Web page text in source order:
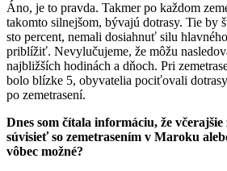
Áno, je to pravda. Takmer po každom
takomto silnejšom, bývajú dotrasy. Tie by
sto percent, nemali dosiahnuť silu
priblížiť. Nevylučujeme, že môžu
najbližších hodinách a dňoch. Pri
bolo blízke 5, obyvatelia pociťovali
po zemetrasení.
Dnes som čítala informáciu, že včerajšie
súvisieť so zemetrasením v Maroku
vôbec možné?